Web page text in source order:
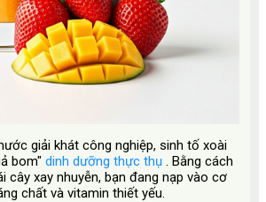
giải khát công nghiệp, sinh tố xoài
bom" dinh dưỡng thực thụ
. Bằng cách
cây xay nhuyễn, bạn đang nạp vào cơ
chất và vitamin thiết yếu.